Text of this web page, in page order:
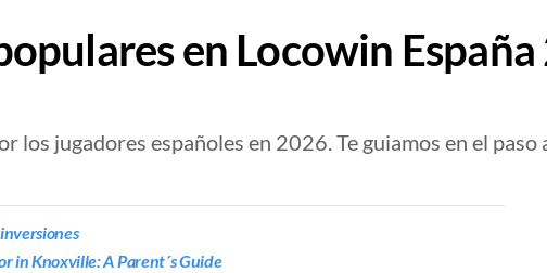
en Locowin
los jugadores españoles en 2026. Te guiamos en el
in Knoxville: A Parent´s Guide